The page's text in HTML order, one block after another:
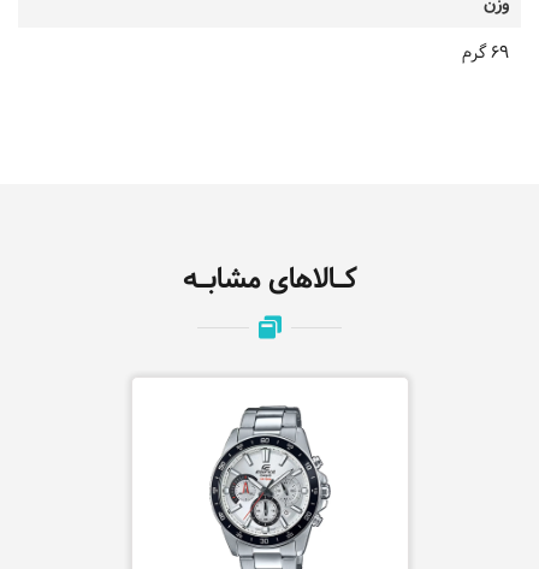
وزن
69 گرم
کـالاهای مشابـه